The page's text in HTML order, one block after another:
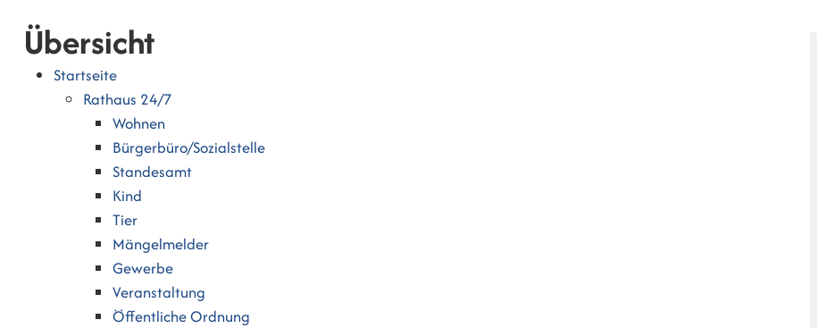
Übersicht
Startseite
Rathaus 24/7
Wohnen
Bürgerbüro/Sozialstelle
Standesamt
Kind
Tier
Mängelmelder
Gewerbe
Veranstaltung
Öffentliche Ordnung